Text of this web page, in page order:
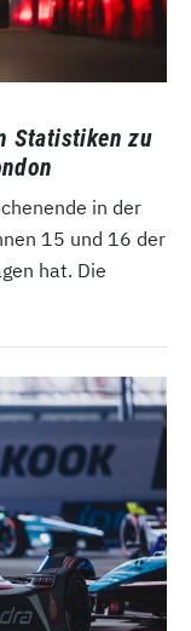
Statistiken zu
in der
15 und 16 der
hat. Die